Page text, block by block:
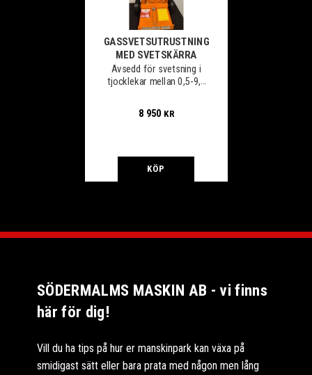
GASSVETSUTRUSTNING
MED SVETSKÄRRA
Avsedd för svetsning i
tjocklekar mellan 0,5-9,0
8 950 KR
KÖP
SÖDERMALMS MASKIN AB - vi finns
här för dig!
Vill du ha tips på hur er manskinpark kan växa på
smidigast sätt eller bara prata med någon men lång